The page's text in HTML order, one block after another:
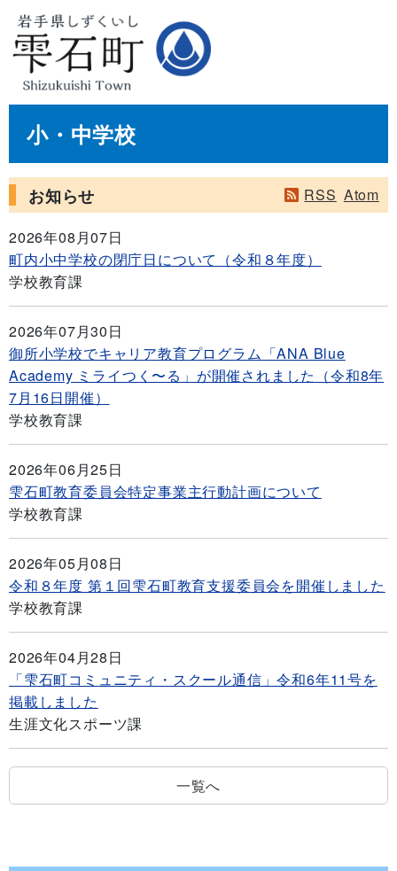
小・中学校
お知らせ RSS Atom
2026年08月07日
町内小中学校の閉庁日について（令和８年度）
学校教育課
2026年07月30日
御所小学校でキャリア教育プログラム「ANA Blue
Academy ミライつく〜る」が開催されました（令和8年
7月16日開催）
学校教育課
2026年06月25日
雫石町教育委員会特定事業主行動計画について
学校教育課
2026年05月08日
令和８年度 第１回雫石町教育支援委員会を開催しました
学校教育課
2026年04月28日
「雫石町コミュニティ・スクール通信」令和6年11号を
掲載しました
生涯文化スポーツ課
一覧へ